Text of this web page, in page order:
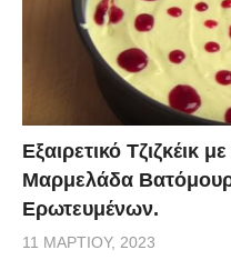
Εξαιρετικό Τζιζκέικ
Μαρμελάδα
Ερωτευμένων.
11 ΜΑΡΤΊΟΥ, 2023